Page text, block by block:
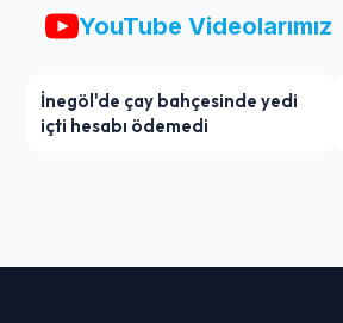
YouTube Videolarımız
İnegöl'de çay bahçesinde yedi
içti hesabı ödemedi